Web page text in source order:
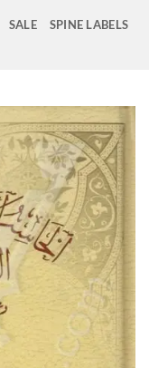
SALE SPINE LABELS